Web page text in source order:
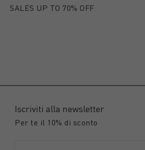
SALES UP TO 70% OFF
Iscriviti alla newsletter
Per te il 10% di sconto